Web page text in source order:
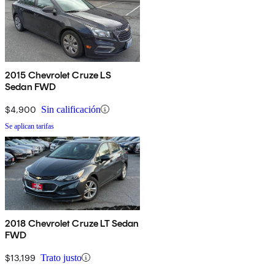
2015 Chevrolet Cruze LS
Sedan FWD
$4,900 Sin calificación
Se aplican tarifas
2018 Chevrolet Cruze LT Sedan
FWD
$13,199 Trato justo